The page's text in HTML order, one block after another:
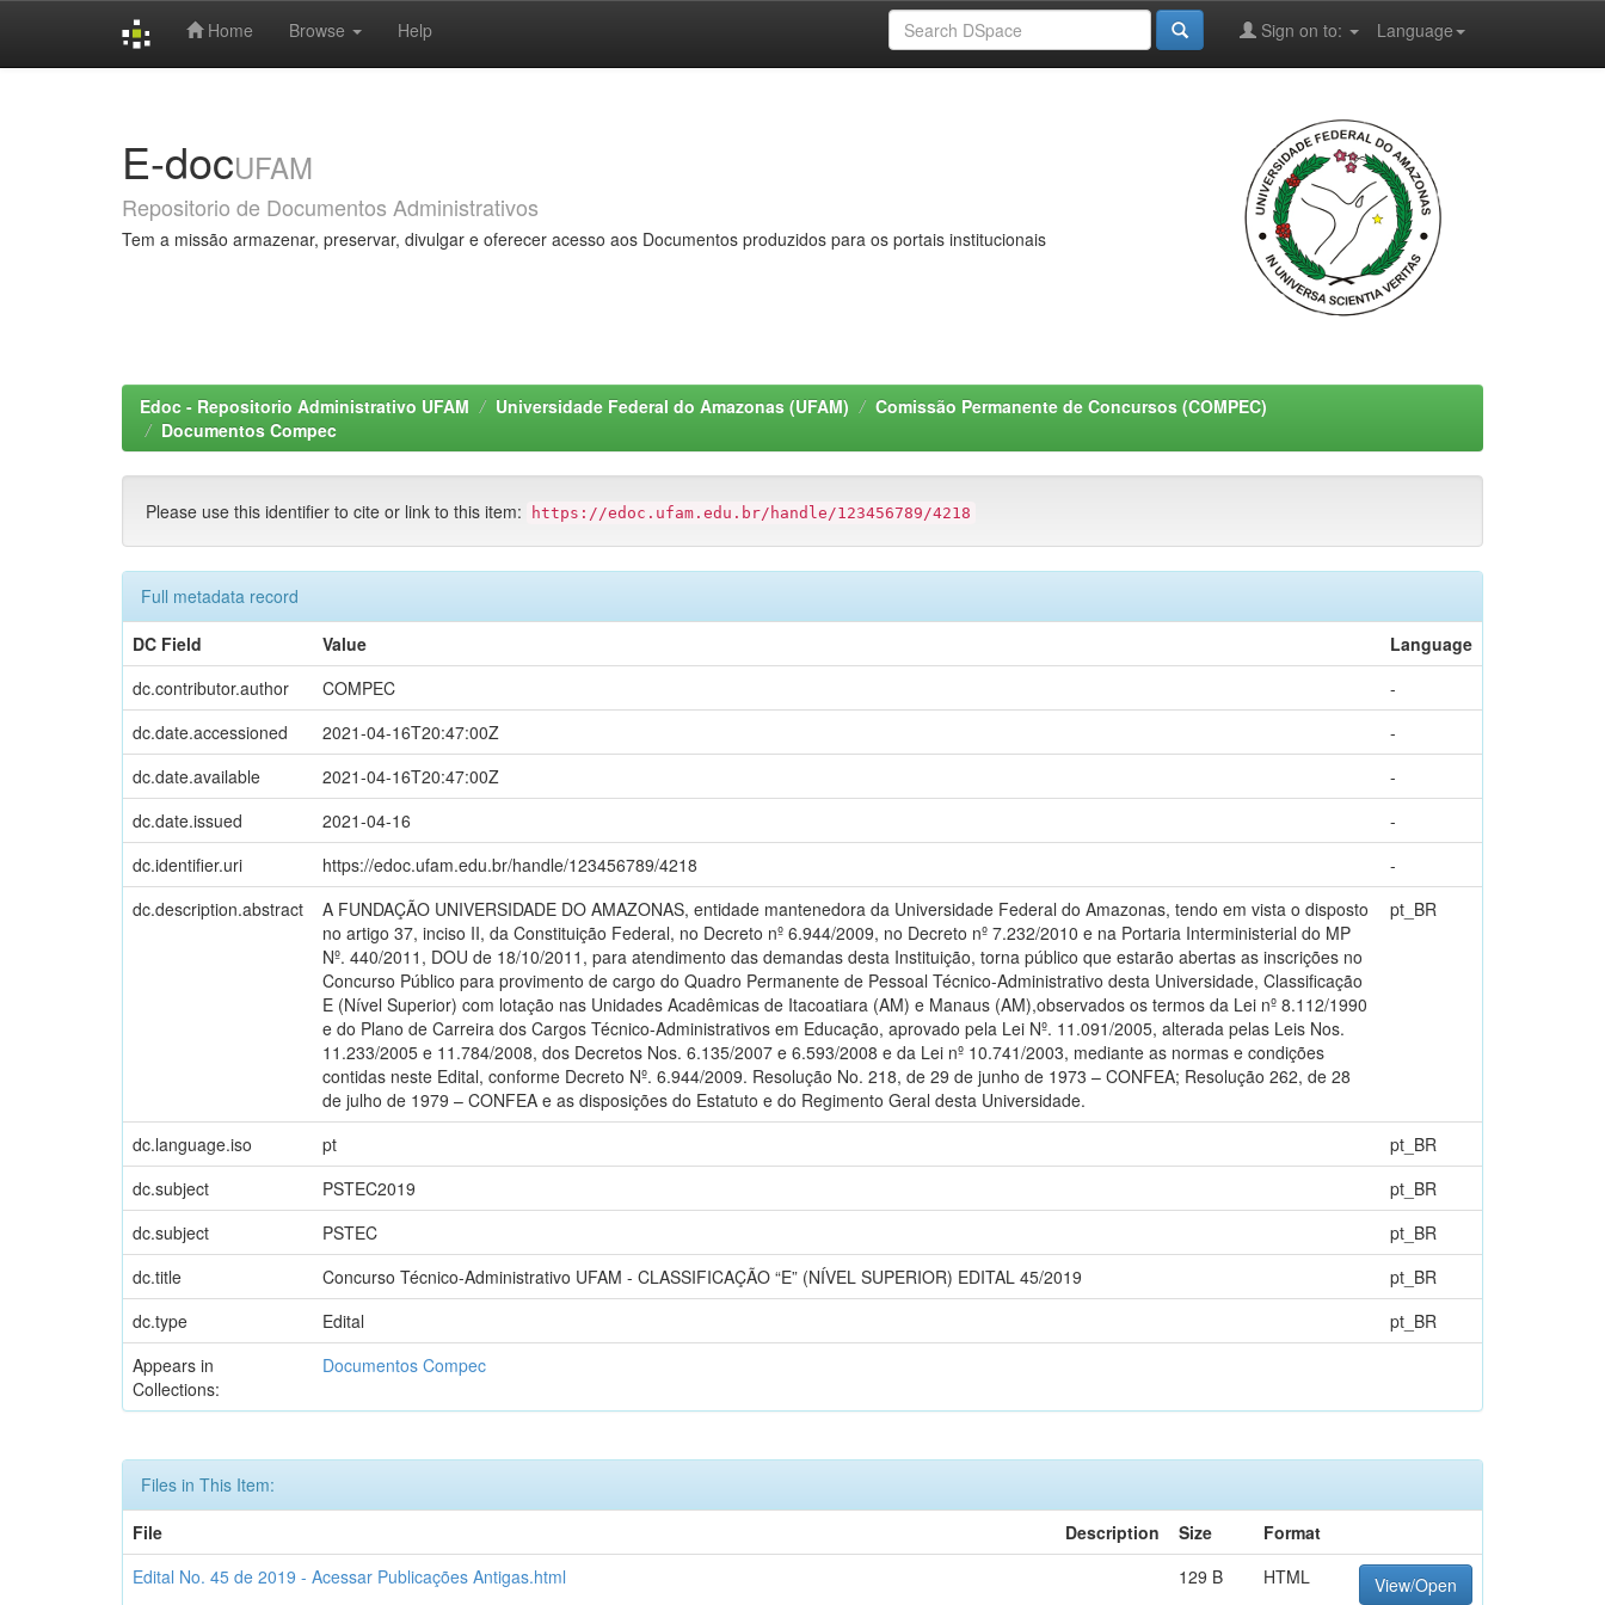
Home Browse Help Language
Sign on to:
E-docUFAM
Repositorio de Documentos Administrativos
Tem a missão armazenar, preservar, divulgar e oferecer acesso aos Documentos produzidos para os portais institucionais
Edoc - Repositorio Administrativo UFAM Universidade Federal do Amazonas (UFAM)
Comissão Permanente de Concursos (COMPEC)
Documentos Compec
Please use this identifier to cite or link to this item: https://edoc.ufam.edu.br/handle/123456789/4218
Full metadata record
DC Field
Value
Language
dc.contributor.author
COMPEC
-
dc.date.accessioned
2021-04-16T20:47:00Z
-
dc.date.available
2021-04-16T20:47:00Z
-
dc.date.issued
2021-04-16
-
dc.identifier.uri
https://edoc.ufam.edu.br/handle/123456789/4218
-
dc.description.abstract
A FUNDAÇÃO UNIVERSIDADE DO AMAZONAS, entidade mantenedora da Universidade Federal do Amazonas, tendo em vista o disposto
no artigo 37, inciso II, da Constituição Federal, no Decreto nº 6.944/2009, no Decreto nº 7.232/2010 e na Portaria Interministerial do MP
Nº. 440/2011, DOU de 18/10/2011, para atendimento das demandas desta Instituição, torna público que estarão abertas as inscrições no
Concurso Público para provimento de cargo do Quadro Permanente de Pessoal Técnico-Administrativo desta Universidade, Classificação
E (Nível Superior) com lotação nas Unidades Acadêmicas de Itacoatiara (AM) e Manaus (AM),observados os termos da Lei nº 8.112/1990
e do Plano de Carreira dos Cargos Técnico-Administrativos em Educação, aprovado pela Lei Nº. 11.091/2005, alterada pelas Leis Nos.
11.233/2005 e 11.784/2008, dos Decretos Nos. 6.135/2007 e 6.593/2008 e da Lei nº 10.741/2003, mediante as normas e condições
contidas neste Edital, conforme Decreto Nº. 6.944/2009. Resolução No. 218, de 29 de junho de 1973 – CONFEA; Resolução 262, de 28
de julho de 1979 – CONFEA e as disposições do Estatuto e do Regimento Geral desta Universidade.
pt_BR
dc.language.iso pt
pt_BR
dc.subject
PSTEC2019
pt_BR
dc.subject
PSTEC
pt_BR
dc.title
Concurso Técnico-Administrativo UFAM - CLASSIFICAÇÃO “E” (NÍVEL SUPERIOR) EDITAL 45/2019
pt_BR
dc.type
Edital
pt_BR
Appears in
Collections:
Documentos Compec
Files in This Item:
File
Description Size
Format
Edital No. 45 de 2019 - Acessar Publicações Antigas.html
129 B HTML View/Open